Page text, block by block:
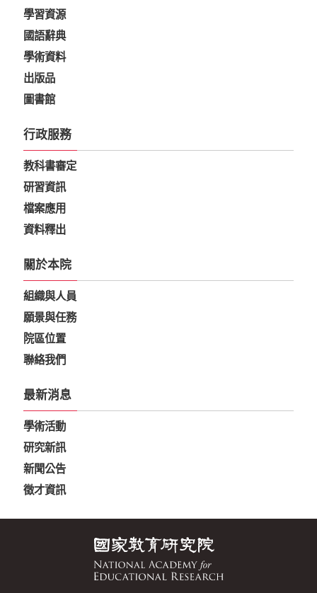
學習資源
國語辭典
學術資料
出版品
圖書館
行政服務
教科書審定
研習資訊
檔案應用
資料釋出
關於本院
組織與人員
願景與任務
院區位置
聯絡我們
最新消息
學術活動
研究新訊
新聞公告
徵才資訊